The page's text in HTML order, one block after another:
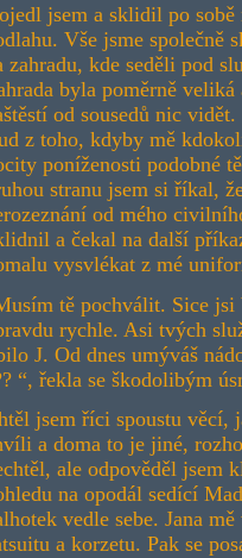
jsem a sklidil po
Vše jsme
zahradu, kde seděli pod
byla poměrně
od sousedů nic
z toho, kdyby mě
poníženosti podobné
stranu jsem si říkal,
od mého
a čekal na další
vysvlékat z mé
tě pochválit. Sice
rychle. Asi tvých
J. Od dnes umýváš
“, řekla se škodolibým
jsem říci spoustu věcí,
a doma to je jiné,
ale odpověděl jsem
na opodál sedící
vedle sebe. Jana
a korzetu. Pak se